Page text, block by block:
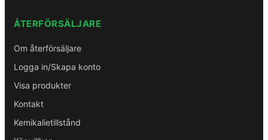
ÅTERFÖRSÄLJARE
Om återförsäljare
Logga in/Skapa konto
Visa produkter
Kontakt
Kemikalietillstånd